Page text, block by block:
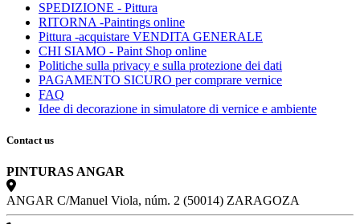
SPEDIZIONE - Pittura
RITORNA -Paintings online
Pittura -acquistare VENDITA GENERALE
CHI SIAMO - Paint Shop online
Politiche sulla privacy e sulla protezione dei dati
PAGAMENTO SICURO per comprare vernice
FAQ
Idee di decorazione in simulatore di vernice e ambiente
Contact us
PINTURAS ANGAR
ANGAR C/Manuel Viola, núm. 2 (50014) ZARAGOZA